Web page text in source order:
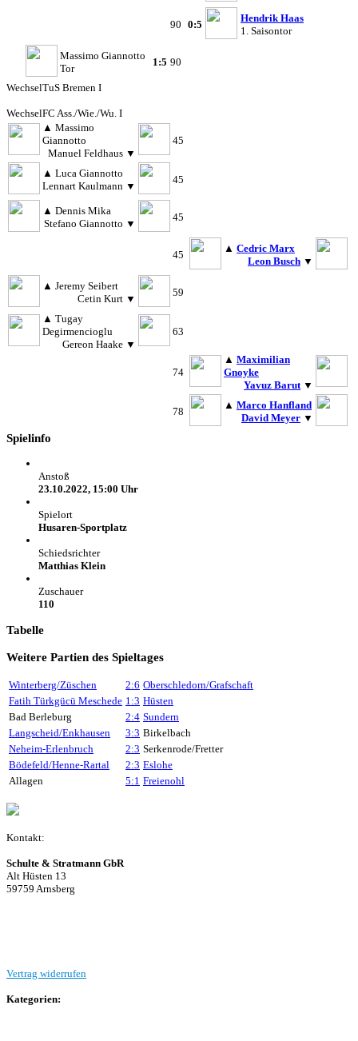
90 0:5
Hendrik Haas
1. Saisontor
Massimo Giannotto
Tor
1:5 90
WechselTuS Bremen I
WechselFC Ass./Wie./Wu. I
▲ Massimo
Giannotto
Manuel Feldhaus ▼
45
▲ Luca Giannotto
Lennart Kaulmann ▼
45
▲ Dennis Mika
Stefano Giannotto ▼
45
45
▲ Cedric Marx
Leon Busch ▼
▲ Jeremy Seibert
Cetin Kurt ▼
59
▲ Tugay
Degirmencioglu
Gereon Haake ▼
63
74
▲ Maximilian
Gnoyke
Yavuz Barut ▼
78
▲ Marco Hanfland
David Meyer ▼
Spielinfo
Anstoß
23.10.2022, 15:00 Uhr
Spielort
Husaren-Sportplatz
Schiedsrichter
Matthias Klein
Zuschauer
110
Tabelle
Weitere Partien des Spieltages
Winterberg/Züschen 2:6 Oberschledorn/Grafschaft
Fatih Türkgücü Meschede 1:3 Hüsten
Bad Berleburg
2:4 Sundern
Langscheid/Enkhausen
3:3 Birkelbach
Neheim-Erlenbruch
2:3 Serkenrode/Fretter
Bödefeld/Henne-Rartal
2:3 Eslohe
Allagen
5:1 Freienohl
Kontakt:
Schulte & Stratmann GbR
Alt Hüsten 13
59759 Arnsberg
Vertrag widerrufen
Kategorien: